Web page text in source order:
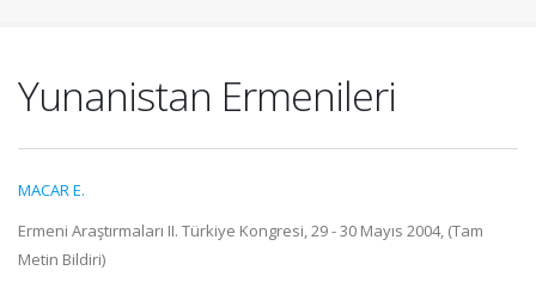
Yunanistan Ermenileri
MACAR E.
Ermeni Araştırmaları II. Türkiye Kongresi, 29 - 30 Mayıs 2004, (Tam
Metin Bildiri)